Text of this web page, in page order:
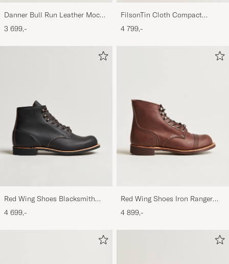
Danner Bull Run Leather Moc
Toe Boot Brown
3 699,-
FilsonTin Cloth Compact
BriefcaseDark Tan
4 799,-
Red Wing Shoes Blacksmith
Boot Black Prairie
4 699,-
Red Wing Shoes Iron Ranger
Boot Amber Harness
4 899,-